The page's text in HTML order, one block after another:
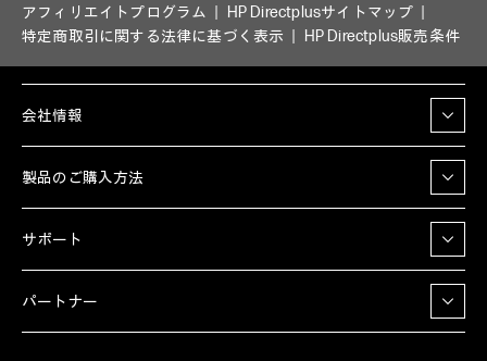
アフィリエイトプログラム
HP Directplusサイトマップ
特定商取引に関する法律に基づく表示
HP Directplus販売条件
会社情報
製品のご購入方法
サポート
パートナー